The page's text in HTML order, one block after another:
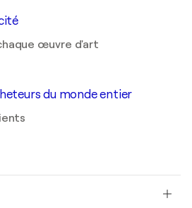
œuvre d'art
du monde entier